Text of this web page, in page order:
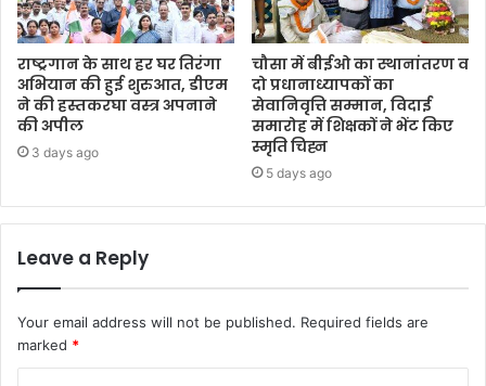
राष्ट्रगान के साथ हर घर तिरंगा
अभियान की हुई शुरुआत, डीएम
ने की हस्तकरघा वस्त्र अपनाने
की अपील
3 days ago
चौसा में बीईओ का स्थानांतरण व
दो प्रधानाध्यापकों का
सेवानिवृत्ति सम्मान, विदाई
समारोह में शिक्षकों ने भेंट किए
स्मृति चिह्न
5 days ago
Leave a Reply
Your email address will not be published. Required fields are
marked *